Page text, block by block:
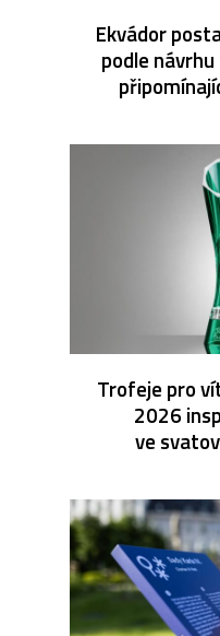
Ekvádor
podle
Trofeje pro
2026
ve